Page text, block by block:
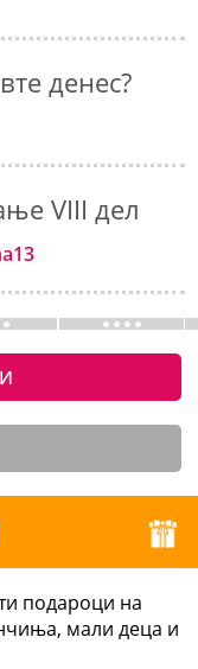
денес?
VIII дел
подароци на
мали деца и